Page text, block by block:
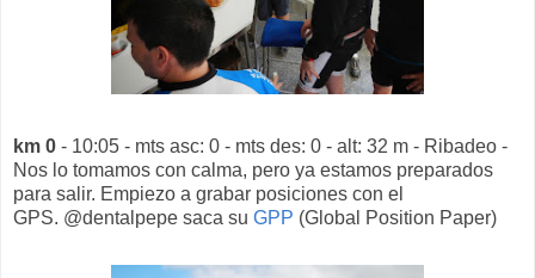
km 0 - 10:05 - mts asc: 0 - mts des: 0 - alt: 32 m - Ribadeo -
Nos lo tomamos con calma, pero ya estamos preparados
para salir. Empiezo a grabar posiciones con el
GPS. @dentalpepe saca su GPP (Global Position Paper)